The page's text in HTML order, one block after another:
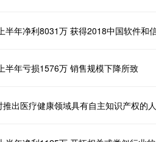
半年亏损1576万 销售规模下降所致
出医疗健康领域具有自主知识产权的